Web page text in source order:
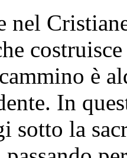
nel
è
In
sotto la